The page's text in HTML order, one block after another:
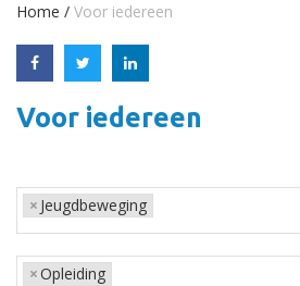
Home / Voor iedereen
Voor iedereen
× Jeugdbeweging
×Opleiding